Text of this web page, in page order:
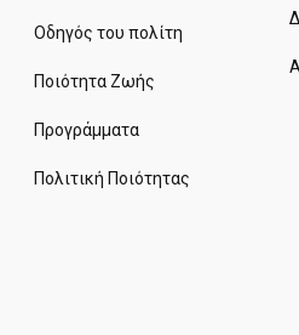
Οδηγός του πολίτη
Ποιότητα Ζωής
Προγράμματα
Πολιτική Ποιότητας